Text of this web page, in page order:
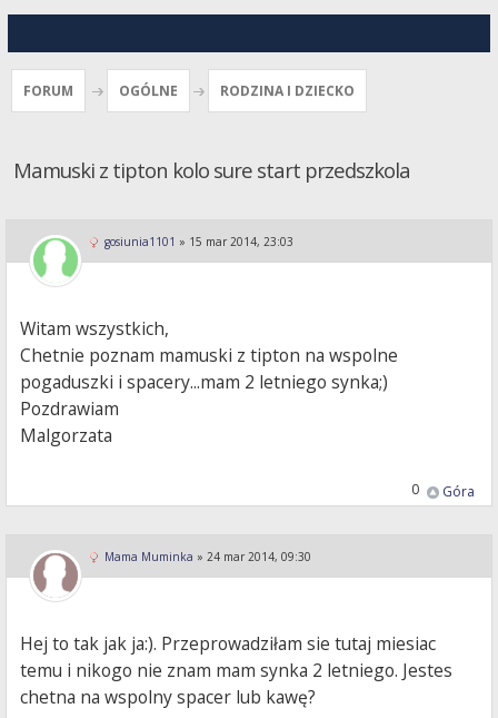
FORUM OGÓLNE RODZINA I DZIECKO
Mamuski z tipton kolo sure start przedszkola
gosiunia1101 » 15 mar 2014, 23:03
Witam wszystkich,
Chetnie poznam mamuski z tipton na wspolne
pogaduszki i spacery...mam 2 letniego synka;)
Pozdrawiam
Malgorzata
Góra
0
Mama Muminka » 24 mar 2014, 09:30
Hej to tak jak ja:). Przeprowadziłam sie tutaj miesiac
temu i nikogo nie znam mam synka 2 letniego. Jestes
chetna na wspolny spacer lub kawę?